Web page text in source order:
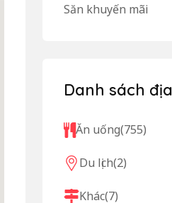
Săn khuyến mãi
Danh sách
Ăn uống(755)
Du lịch(2)
Khác(7)